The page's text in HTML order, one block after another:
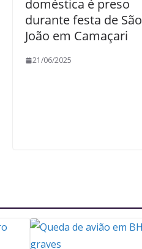
doméstica é preso
durante festa de São
João em Camaçari
21/06/2025